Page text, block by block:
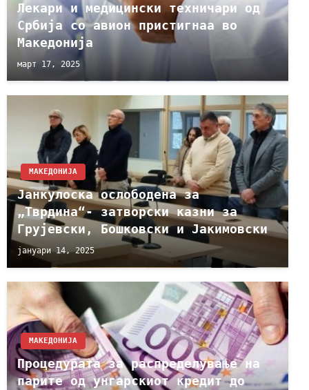
Лекари и медицински техничари од
Србија со авион пристигнаа во
Македонија
март 17, 2025
МАКЕДОНИЈА
Јанкулоска ослободена за
„Тврдина“- затворски казни за
Грујевски, Бошковски и Јакимовски
јануари 14, 2025
МАКЕДОНИЈА
Процедурата за распределување на
парите од унгарскиот кредит до